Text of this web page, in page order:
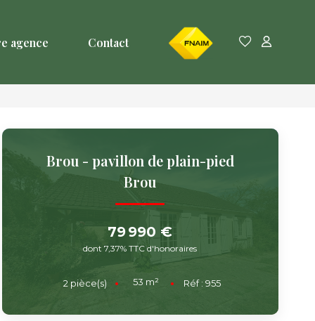
agence Contact
Brou - pavillon de plain-pied
Brou
79 990 €
dont 7,37% TTC d'honoraires
2 pièce(s) 53 m² Réf :955